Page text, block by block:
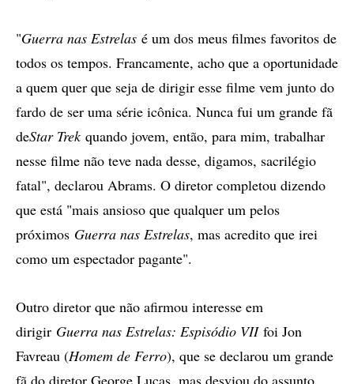
"Guerra nas Estrelas é um dos meus filmes favoritos de
todos os tempos. Francamente, acho que a oportunidade
a quem quer que seja de dirigir esse filme vem junto do
fardo de ser uma série icônica. Nunca fui um grande fã
deStar Trekquando jovem, então, para mim, trabalhar
nesse filme não teve nada desse, digamos, sacrilégio
fatal", declarou Abrams. O diretor completou dizendo
que está "mais ansioso que qualquer um pelos
próximos Guerra nas Estrelas, mas acredito que irei
como um espectador pagante".
Outro diretor que não afirmou interesse em
dirigir Guerra nas Estrelas: Espisódio VIIfoi Jon
Favreau (Homem de Ferro), que se declarou um grande
fã do diretor George Lucas, mas desviou do assunto